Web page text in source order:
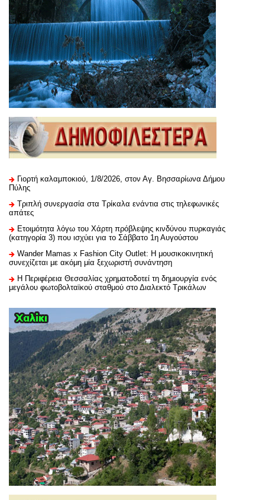
Γιορτή καλαμποκιού, 1/8/2026, στον Αγ. Βησσαρίωνα Δήμου
Πύλης
Τριπλή συνεργασία στα Τρίκαλα ενάντια στις τηλεφωνικές
απάτες
Ετοιμότητα λόγω του Χάρτη πρόβλεψης κινδύνου πυρκαγιάς
(κατηγορία 3) που ισχύει για το Σάββατο 1η Αυγούστου
Wander Mamas x Fashion City Outlet: Η μουσικοκινητική
συνεχίζεται με ακόμη μία ξεχωριστή συνάντηση
H Περιφέρεια Θεσσαλίας χρηματοδοτεί τη δημιουργία ενός
μεγάλου φωτοβολταϊκού σταθμού στο Διαλεκτό Τρικάλων